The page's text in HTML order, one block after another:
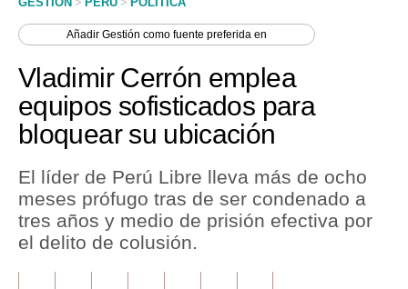
Economía
Mercados
Política
Tu Dinero
Finanzas Personales
AñadirGestión como fuente preferida en
Vladimir Cerrón emplea
equipos sofisticados para
bloquear su ubicación
El líder de Perú Libre lleva más de ocho
meses prófugo tras de ser condenado a
tres años y medio de prisión efectiva por
el delito de colusión.